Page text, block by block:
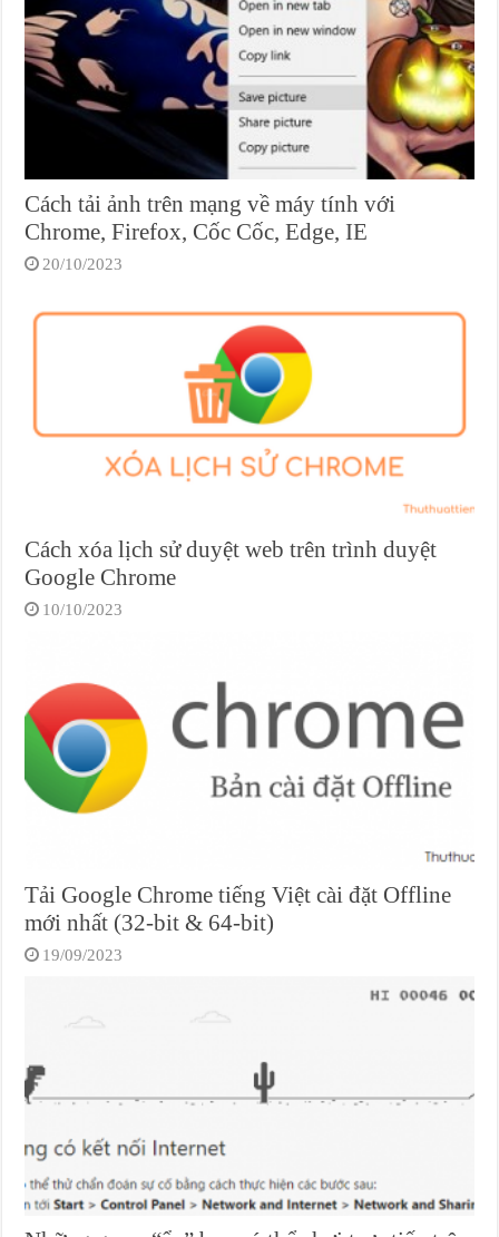
Cách tải ảnh trên mạng về máy tính với
Chrome, Firefox, Cốc Cốc, Edge, IE
20/10/2023
Cách xóa lịch sử duyệt web trên trình duyệt
Google Chrome
10/10/2023
Tải Google Chrome tiếng Việt cài đặt Offline
mới nhất (32-bit & 64-bit)
19/09/2023